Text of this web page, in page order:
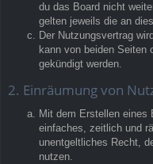
du das Board nicht
gelten jeweils die an
Der Nutzungsvertrag
kann von beiden Seiten
gekündigt werden.
2. Einräumung von
Mit dem Erstellen eines
einfaches, zeitlich und
unentgeltliches Recht,
nutzen.